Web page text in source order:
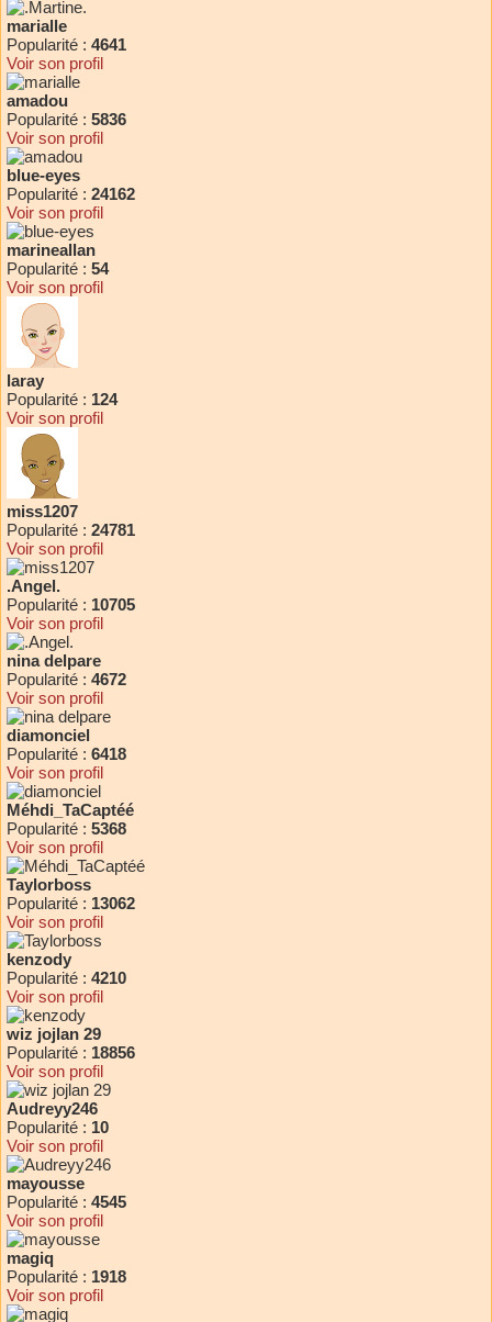
marialle
Popularité : 4641
Voir son profil
amadou
Popularité : 5836
Voir son profil
blue-eyes
Popularité : 24162
Voir son profil
marineallan
Popularité : 54
Voir son profil
laray
Popularité : 124
Voir son profil
miss1207
Popularité : 24781
Voir son profil
.Angel.
Popularité : 10705
Voir son profil
nina delpare
Popularité : 4672
Voir son profil
diamonciel
Popularité : 6418
Voir son profil
Méhdi_TaCaptéé
Popularité : 5368
Voir son profil
Taylorboss
Popularité : 13062
Voir son profil
kenzody
Popularité : 4210
Voir son profil
wiz jojlan 29
Popularité : 18856
Voir son profil
Audreyy246
Popularité : 10
Voir son profil
mayousse
Popularité : 4545
Voir son profil
magiq
Popularité : 1918
Voir son profil